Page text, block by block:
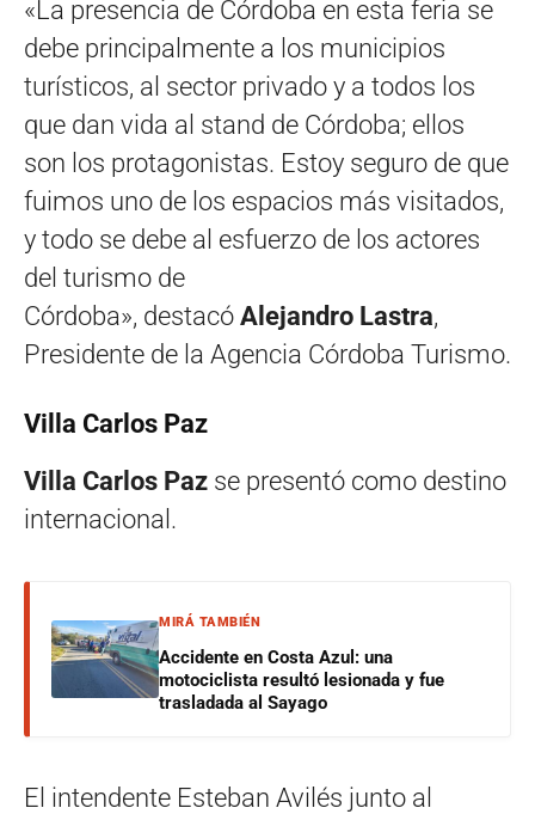
«La presencia de Córdoba en esta feria se
debe principalmente a los municipios
turísticos, al sector privado y a todos los
que dan vida al stand de Córdoba; ellos
son los protagonistas. Estoy seguro de que
fuimos uno de los espacios más visitados,
y todo se debe al esfuerzo de los actores
del turismo de
Córdoba», destacó Alejandro Lastra,
Presidente de la Agencia Córdoba Turismo.
Villa Carlos Paz
Villa Carlos Paz se presentó como destino
internacional.
MIRÁ TAMBIÉN
Accidente en Costa Azul: una
motociclista resultó lesionada y fue
trasladada al Sayago
El intendente Esteban Avilés junto al